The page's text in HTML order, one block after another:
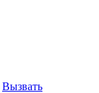
Вызвать